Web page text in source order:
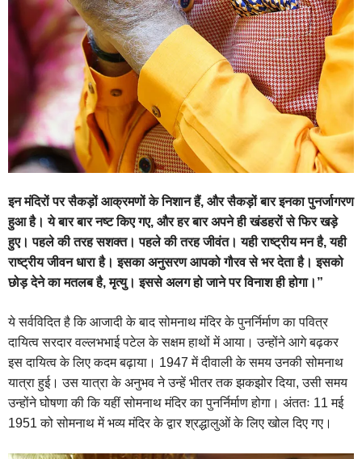
इन मंदिरों पर सैकड़ों आक्रमणों के निशान हैं, और सैकड़ों बार इनका पुनर्जागरण
हुआ है। ये बार बार नष्ट किए गए, और हर बार अपने ही खंडहरों से फिर खड़े
हुए। पहले की तरह सशक्त। पहले की तरह जीवंत। यही राष्ट्रीय मन है, यही
राष्ट्रीय जीवन धारा है। इसका अनुसरण आपको गौरव से भर देता है। इसको
छोड़ देने का मतलब है, मृत्यु। इससे अलग हो जाने पर विनाश ही होगा।”
ये सर्वविदित है कि आजादी के बाद सोमनाथ मंदिर के पुनर्निर्माण का पवित्र
दायित्व सरदार वल्लभभाई पटेल के सक्षम हाथों में आया। उन्होंने आगे बढ़कर
इस दायित्व के लिए कदम बढ़ाया। 1947 में दीवाली के समय उनकी सोमनाथ
यात्रा हुई। उस यात्रा के अनुभव ने उन्हें भीतर तक झकझोर दिया, उसी समय
उन्होंने घोषणा की कि यहीं सोमनाथ मंदिर का पुनर्निर्माण होगा। अंततः 11 मई
1951 को सोमनाथ में भव्य मंदिर के द्वार श्रद्धालुओं के लिए खोल दिए गए।